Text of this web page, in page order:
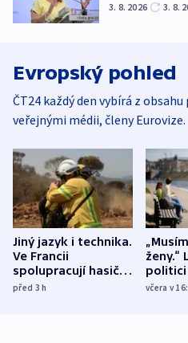
3. 8. 2026 3. 8.
Evropský pohled
ČT24 každý den vybírá z
veřejnými médii, členy Eurovize.
Jiný jazyk i technika.
Ve Francii
spolupracují hasiči z
různých zemí
před 3h
ženy.“
politici
včera v